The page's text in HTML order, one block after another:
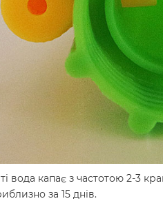
вода капає з частотою 2-3
за 15 днів.